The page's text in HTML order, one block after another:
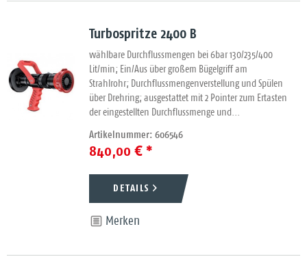
Turbospritze 2400 B
wählbare Durchflussmengen bei 6bar 130/235/400
Lit/min; Ein/Aus über großem Bügelgriff am
Strahlrohr; Durchflussmengenverstellung und Spülen
über Drehring; ausgestattet mit 2 Pointer zum Ertasten
der eingestellten Durchflussmenge und...
Artikelnummer: 606546
840,00 € *
DETAILS
Merken